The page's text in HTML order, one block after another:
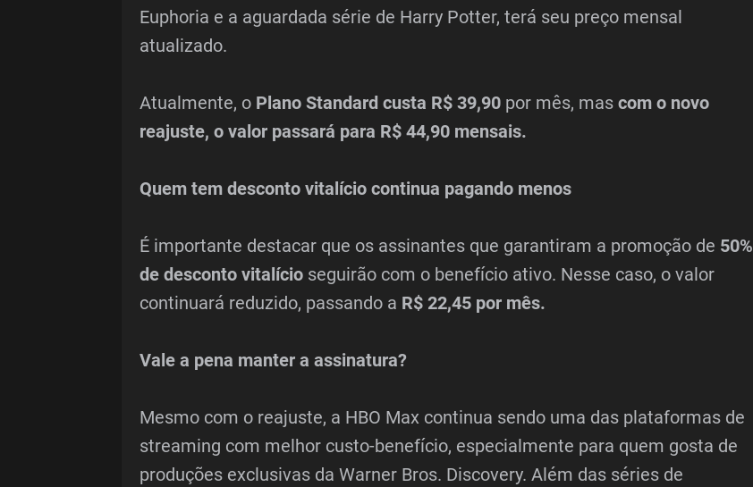
Euphoria e a aguardada série de Harry Potter, terá seu preço mensal
atualizado.
Atualmente, o Plano Standard custa R$ 39,90por mês, mas com o novo
reajuste, o valor passará para R$ 44,90 mensais.
Quem tem desconto vitalício continua pagando menos
É importante destacar que os assinantes que garantiram a promoção de 50%
de desconto vitalícioseguirão com o benefício ativo. Nesse caso, o valor
continuará reduzido, passando a R$ 22,45 por mês.
Vale a pena manter a assinatura?
Mesmo com o reajuste, a HBO Max continua sendo uma das plataformas de
streaming com melhor custo-benefício, especialmente para quem gosta de
produções exclusivas da Warner Bros. Discovery. Além das séries de